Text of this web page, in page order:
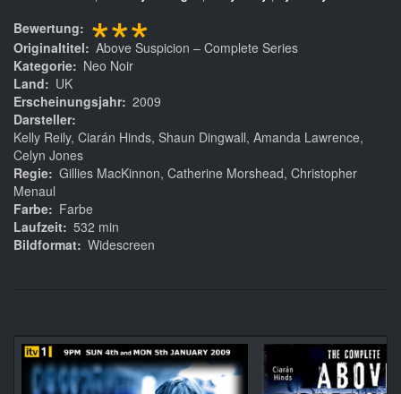
Bewertung ***
Originaltitel
Above Suspicion – Complete Series
Kategorie
Neo Noir
Land
UK
Erscheinungsjahr 2009
Darsteller
Kelly Reily, Ciarán Hinds, Shaun Dingwall, Amanda Lawrence,
Celyn Jones
Regie Gillies MacKinnon, Catherine Morshead, Christopher
Menaul
Farbe
Farbe
Laufzeit 532 min
Bildformat Widescreen